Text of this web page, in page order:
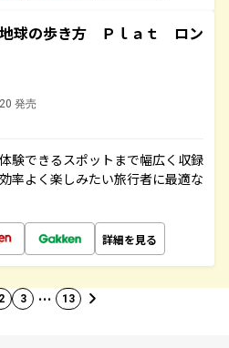
球の歩き方 Ｐｌａｔ ロン
発売
験できるスポットまで幅広く収録
率よく楽しみたい旅行者に最適な
詳細を見る
2 3 … 13